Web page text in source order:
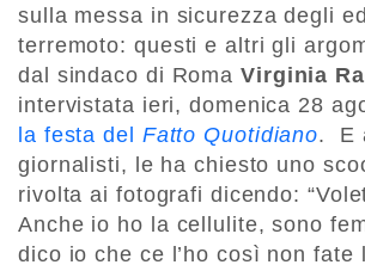
sulla messa in sicurezza degli
terremoto: questi e altri gli
dal sindaco di Roma Virginia
intervistata ieri, domenica 28
la festa del Fatto Quotidiano. E
giornalisti, le ha chiesto uno
rivolta ai fotografi dicendo:
Anche io ho la cellulite, sono
dico io che ce l’ho così non fate